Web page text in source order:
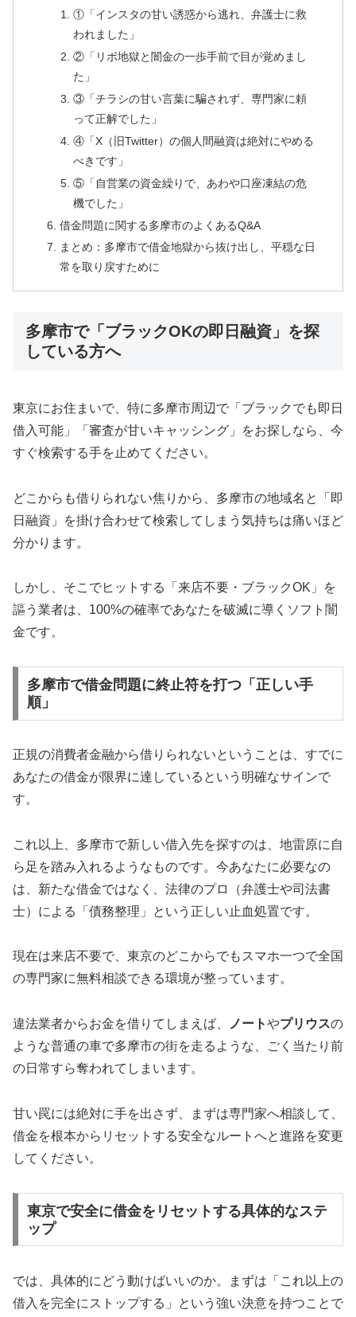
①「インスタの甘い誘惑から逃れ、弁護士に救
われました」
②「リボ地獄と闇金の一歩手前で目が覚めまし
た」
③「チラシの甘い言葉に騙されず、専門家に頼
って正解でした」
④「X（旧Twitter）の個人間融資は絶対にやめる
べきです」
⑤「自営業の資金繰りで、あわや口座凍結の危
機でした」
借金問題に関する多摩市のよくあるQ&A
まとめ：多摩市で借金地獄から抜け出し、平穏な日
常を取り戻すために
多摩市で「ブラックOKの即日融資」を探
している方へ
東京にお住まいで、特に多摩市周辺で「ブラックでも即日
借入可能」「審査が甘いキャッシング」をお探しなら、今
すぐ検索する手を止めてください。
どこからも借りられない焦りから、多摩市の地域名と「即
日融資」を掛け合わせて検索してしまう気持ちは痛いほど
分かります。
しかし、そこでヒットする「来店不要・ブラックOK」を
謳う業者は、100%の確率であなたを破滅に導くソフト闇
金です。
多摩市で借金問題に終止符を打つ「正しい手
順」
正規の消費者金融から借りられないということは、すでに
あなたの借金が限界に達しているという明確なサインで
す。
これ以上、多摩市で新しい借入先を探すのは、地雷原に自
ら足を踏み入れるようなものです。今あなたに必要なの
は、新たな借金ではなく、法律のプロ（弁護士や司法書
士）による「債務整理」という正しい止血処置です。
現在は来店不要で、東京のどこからでもスマホ一つで全国
の専門家に無料相談できる環境が整っています。
違法業者からお金を借りてしまえば、 ノートやプリウスの
ような普通の車で多摩市の街を走るような、ごく当たり前
の日常すら奪われてしまいます。
甘い罠には絶対に手を出さず、まずは専門家へ相談して、
借金を根本からリセットする安全なルートへと進路を変更
してください。
東京で安全に借金をリセットする具体的なステ
ップ
では、具体的にどう動けばいいのか。まずは「これ以上の
借入を完全にストップする」という強い決意を持つことで